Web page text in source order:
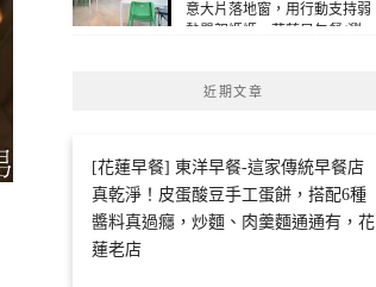
意大片落地窗，用行動支持弱
勢單親媽媽，花蓮早午餐(瀏
近期文章
[花蓮早餐] 東洋早餐-這家傳統早餐店
真乾淨！皮蛋酸豆手工蛋餅，搭配6種
醬料真過癮，炒麵、肉羹麵通通有，花
蓮老店